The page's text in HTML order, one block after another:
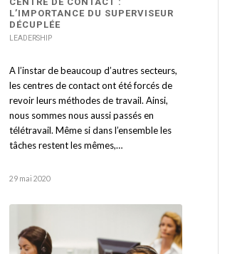
L’IMPORTANCE DU SUPERVISEUR
DÉCUPLÉE
LEADERSHIP
A l’instar de beaucoup d’autres secteurs,
les centres de contact ont été forcés de
revoir leurs méthodes de travail. Ainsi,
nous sommes nous aussi passés en
télétravail. Même si dans l’ensemble les
tâches restent les mêmes,…
29 mai 2020